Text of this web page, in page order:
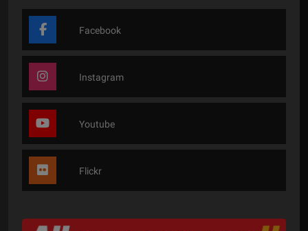
Facebook
Instagram
Youtube
Flickr